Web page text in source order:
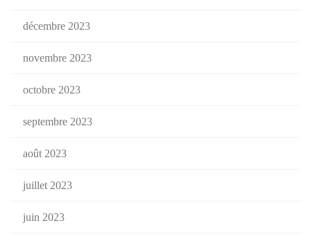
décembre 2023
novembre 2023
octobre 2023
septembre 2023
août 2023
juillet 2023
juin 2023